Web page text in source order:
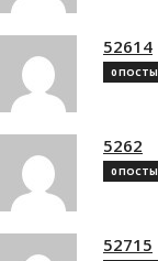
52614
0 ПОСТЫ
5262
0 ПОСТЫ
52715